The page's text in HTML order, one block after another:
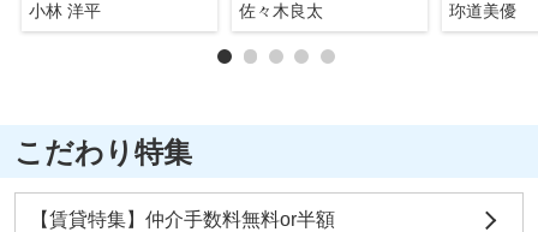
小林 洋平 佐々木良太 珎道美優
こだわり特集
【賃貸特集】仲介手数料無料or半額